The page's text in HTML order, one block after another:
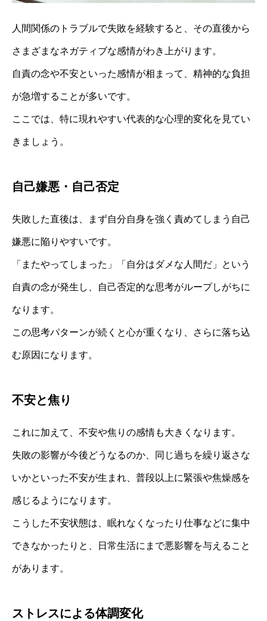
人間関係のトラブルで失敗を経験すると、その直後から
さまざまなネガティブな感情がわき上がります。
自責の念や不安といった感情が相まって、精神的な負担
が急増することが多いです。
ここでは、特に現れやすい代表的な心理的変化を見てい
きましょう。
自己嫌悪・自己否定
失敗した直後は、まず自分自身を強く責めてしまう自己
嫌悪に陥りやすいです。
「またやってしまった」「自分はダメな人間だ」という
自責の念が発生し、自己否定的な思考がループしがちに
なります。
この思考パターンが続くと心が重くなり、さらに落ち込
む原因になります。
不安と焦り
これに加えて、不安や焦りの感情も大きくなります。
失敗の影響が今後どうなるのか、同じ過ちを繰り返さな
いかといった不安が生まれ、普段以上に緊張や焦燥感を
感じるようになります。
こうした不安状態は、眠れなくなったり仕事などに集中
できなかったりと、日常生活にまで悪影響を与えること
があります。
ストレスによる体調変化